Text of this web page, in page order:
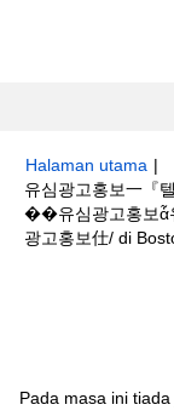
Halaman utama |
유심광고홍보一『
��유심광고홍보ἆ
광고홍보仕/ di
Pada masa ini